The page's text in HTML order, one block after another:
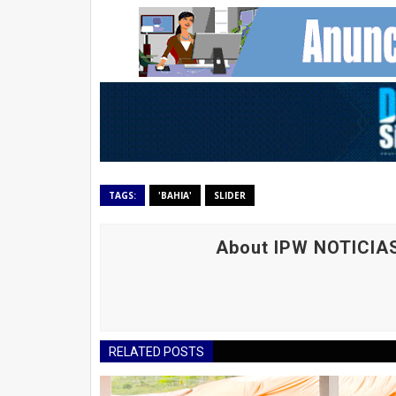
TAGS: 'BAHIA' SLIDER
About IPW
RELATED POSTS